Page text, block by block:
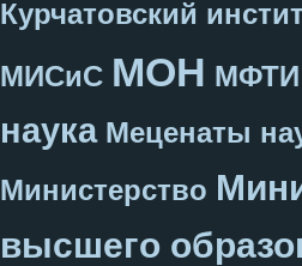
Курчатовский
МИСиС МОН МФТИ
наука Меценаты
Министерство
высшего